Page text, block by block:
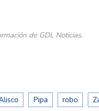
de GDL Noticias.
Pipa robo